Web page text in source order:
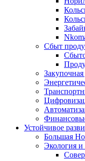
Сбыт
Устойчивое
Большая
Экология и